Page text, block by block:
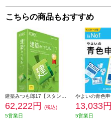
こちらの商品もおすすめ
建築みつも郎17【スタンドアロン版】
62,222円
(税込)
5営業日
13,033円
5営業日